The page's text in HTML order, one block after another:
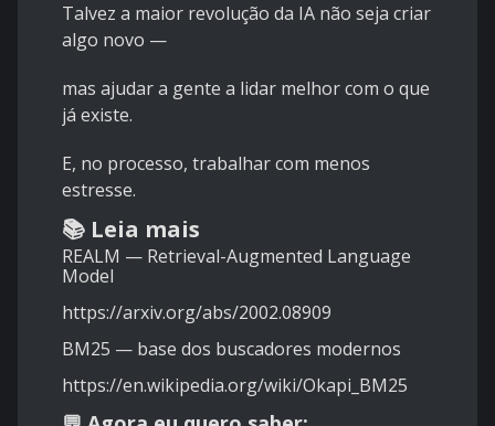
Talvez a maior revolução da IA não seja criar
algo novo —
mas ajudar a gente a lidar melhor com o que
já existe.
E, no processo, trabalhar com menos
estresse.
📚 Leia mais
REALM — Retrieval-Augmented Language
Model
https://arxiv.org/abs/2002.08909
BM25 — base dos buscadores modernos
https://en.wikipedia.org/wiki/Okapi_BM25